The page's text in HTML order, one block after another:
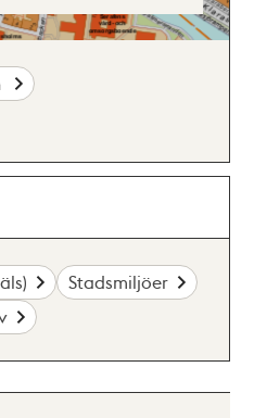
Stadsmiljöer